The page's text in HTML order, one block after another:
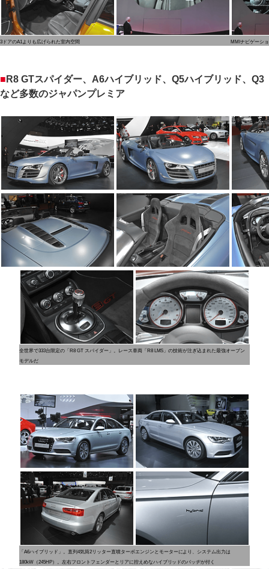
3ドアのA1よりも広げられた室内空間 MMIナビゲーシ
■ R8 GTスパイダー、A6ハイブリッド、Q5ハイブリッド、Q3
など多数のジャパンプレミア
全世界で333台限定の「R8 GT スパイダー」。レース車両「R8 LMS」の技術が注ぎ込まれた最強オープン
モデルだ
「A6ハイブリッド」。直列4気筒2リッター直噴ターボエンジンとモーターにより、システム出力は
180kW（245HP）。左右フロントフェンダーとリアに控えめなハイブリッドのバッヂが付く